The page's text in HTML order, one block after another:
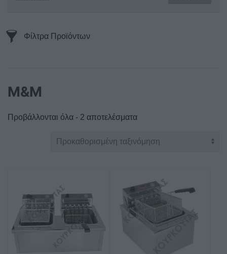
Φίλτρα Προϊόντων
Μ&Μ
Προβάλλονται όλα - 2 αποτελέσματα
προϊόν
πολλαπλές
προϊόν
πολλαπλές